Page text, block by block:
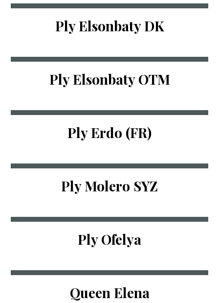
Ply Elsonbaty DK
Ply Elsonbaty OTM
Ply Erdo (FR)
Ply Molero SYZ
Ply Ofelya
Queen Elena